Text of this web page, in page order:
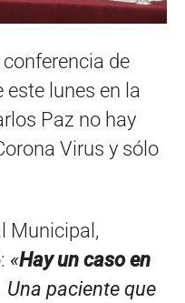
de
este lunes en la
Paz no hay
Virus y sólo
Municipal,
«Hay un caso en
paciente que